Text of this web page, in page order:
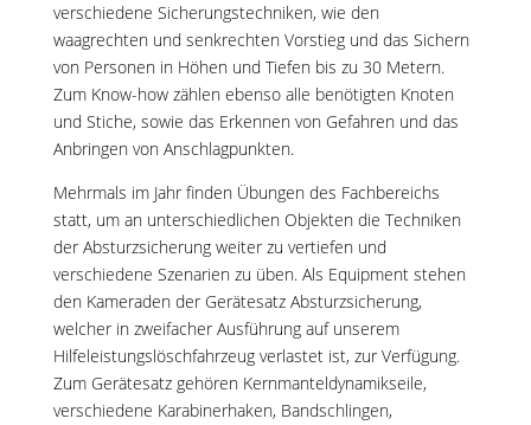
verschiedene Sicherungstechniken, wie den
waagrechten und senkrechten Vorstieg und das Sichern
von Personen in Höhen und Tiefen bis zu 30 Metern.
Zum Know-how zählen ebenso alle benötigten Knoten
und Stiche, sowie das Erkennen von Gefahren und das
Anbringen von Anschlagpunkten.
Mehrmals im Jahr finden Übungen des Fachbereichs
statt, um an unterschiedlichen Objekten die Techniken
der Absturzsicherung weiter zu vertiefen und
verschiedene Szenarien zu üben. Als Equipment stehen
den Kameraden der Gerätesatz Absturzsicherung,
welcher in zweifacher Ausführung auf unserem
Hilfeleistungslöschfahrzeug verlastet ist, zur Verfügung.
Zum Gerätesatz gehören Kernmanteldynamikseile,
verschiedene Karabinerhaken, Bandschlingen,